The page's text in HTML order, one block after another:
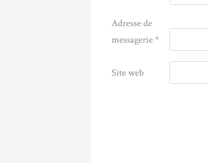
Adresse de
messagerie*
Site web